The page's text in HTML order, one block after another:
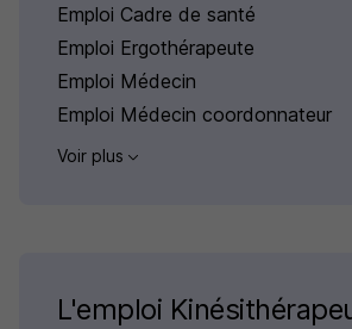
Emploi Cadre de santé
Emploi Ergothérapeute
Emploi Médecin
Emploi Médecin coordonnateur
Voir plus
L'emploi